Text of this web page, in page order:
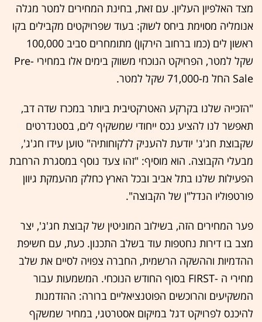
מצד האלפיון העליון. עם זאת, בחינת המחירים למטר מגלה
אנומליה מסוימת ביחס לשוק: בעוד שפרויקטים מקבילים בקו
ראשון לים (כמו ברחוב הירקון) מתומחרים סביב 100,000
שקל למטר, הפרויקט הנוכחי משווק בימים אלו במחירי Pre-
Sale החל מ-71,000 שקל למטר.
"הזכייה שלנו בקרקע האטרקטיבית ביותר במכרז שדה דב,
תאפשר לנו להציע נכס ייחודי שמשקיף לים, בסטנדרטים
שקבוצת חג'ג' יודעת להעניק ללקוחותיה" טוען עידו חג'ג',
מבעלי הקבוצה. הוא מוסיף: "זהו צעד נוסף במסגרת הרחבת
הפעילות שלנו בתל אביב ובכל הארץ כחלק מהעמקת גיוון
פורטפוליו הנדל"ן של הקבוצה".
פער המחירים הזה, בשילוב המוניטין של קבוצת חג'ג', יצר
מצב בו דירות נחטפות עוד בשלב התכנון. כעת, עם חשיפת
ההדמיות וההשקה הרשמית, החברה צפויה לסיים את שלב
מחירי ה -FIRST בסוף החודש הנוכחי. המשמעות עבור
המשקיעים והרוכשים הפוטנציאליים ברורה: ההזדמנות
להיכנס לפרויקט דגל במיקום אסטרטגי, במחיר שמשקף